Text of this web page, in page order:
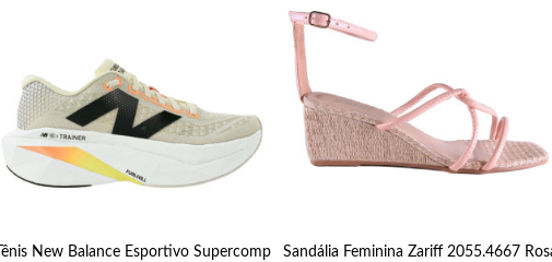
Tênis New Balance Esportivo Supercomp
Sandália Feminina Zariff 2055.4667